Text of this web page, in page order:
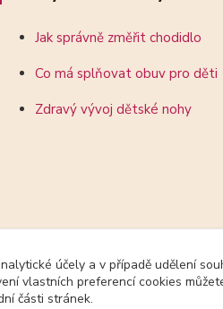
Jak správně změřit chodidlo
Co má splňovat obuv pro děti
Zdravý vývoj dětské nohy
účely a v případě udělení
vlastních preferencí cookies
části stránek.